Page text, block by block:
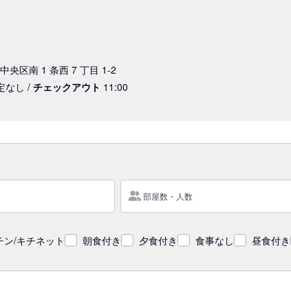
央区南 1 条西 7 丁目 1-2
なし / チェックアウト 11:00
部屋数・人数
ン/キチネット 朝食付き 夕食付き 食事なし 昼食付き